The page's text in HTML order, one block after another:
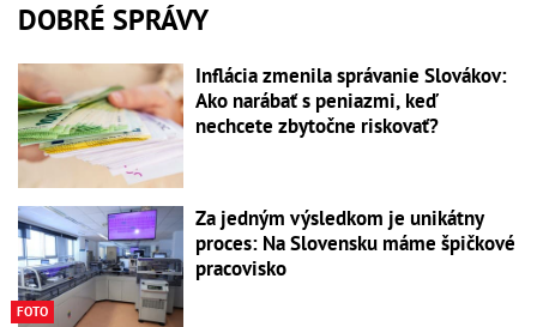
DOBRÉ SPRÁVY
Inflácia zmenila správanie Slovákov:
Ako narábať s peniazmi, keď
nechcete zbytočne riskovať?
FOTO
Za jedným výsledkom je unikátny
proces: Na Slovensku máme špičkové
pracovisko